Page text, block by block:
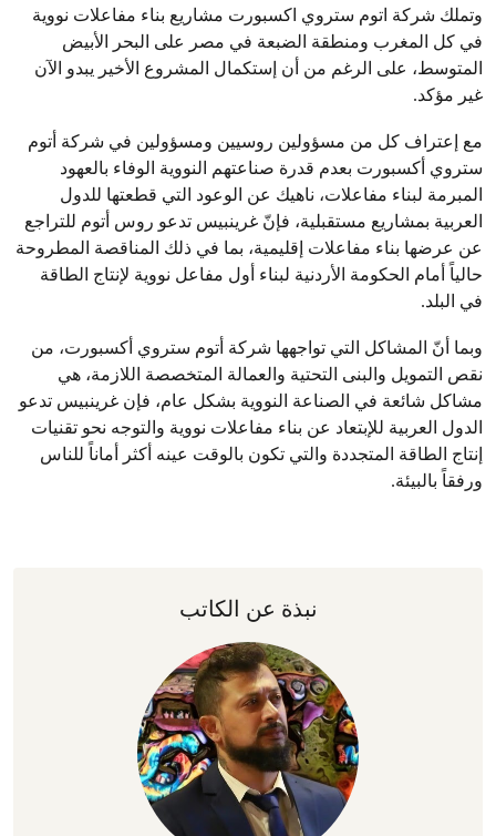
وتملك شركة اتوم ستروي اكسبورت مشاريع بناء مفاعلات نووية
في كل المغرب ومنطقة الضبعة في مصر على البحر الأبيض
المتوسط، على الرغم من أن إستكمال المشروع الأخير يبدو الآن
غير مؤكد.
مع إعتراف كل من مسؤولين روسيين ومسؤولين في شركة أتوم
ستروي أكسبورت بعدم قدرة صناعتهم النووية الوفاء بالعهود
المبرمة لبناء مفاعلات، ناهيك عن الوعود التي قطعتها للدول
العربية بمشاريع مستقبلية، فإنّ غرينبيس تدعو روس أتوم للتراجع
عن عرضها بناء مفاعلات إقليمية، بما في ذلك المناقصة المطروحة
حالياً أمام الحكومة الأردنية لبناء أول مفاعل نووية لإنتاج الطاقة
في البلد.
وبما أنّ المشاكل التي تواجهها شركة أتوم ستروي أكسبورت، من
نقص التمويل والبنى التحتية والعمالة المتخصصة اللازمة، هي
مشاكل شائعة في الصناعة النووية بشكل عام، فإن غرينبيس تدعو
الدول العربية للإبتعاد عن بناء مفاعلات نووية والتوجه نحو تقنيات
إنتاج الطاقة المتجددة والتي تكون بالوقت عينه أكثر أماناً للناس
ورفقاً بالبيئة.
نبذة عن الكاتب